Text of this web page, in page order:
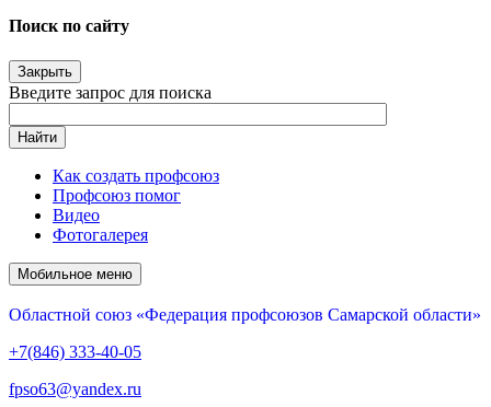
Поиск по сайту
Закрыть
Введите запрос для поиска
Найти
Как создать профсоюз
Профсоюз помог
Видео
Фотогалерея
Мобильное меню
Областной союз «Федерация профсоюзов Самарской области»
+7(846) 333-40-05
fpso63@yandex.ru